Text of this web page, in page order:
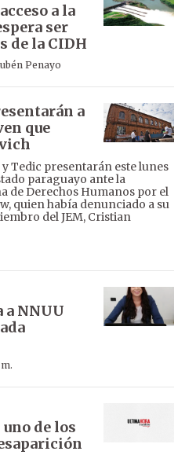
a la
ser
de la CIDH
Penayo
a
que
Tedic presentarán este lunes
paraguayo ante la
de Derechos Humanos por el
quien había denunciado a su
del JEM, Cristian
NNUU
de los